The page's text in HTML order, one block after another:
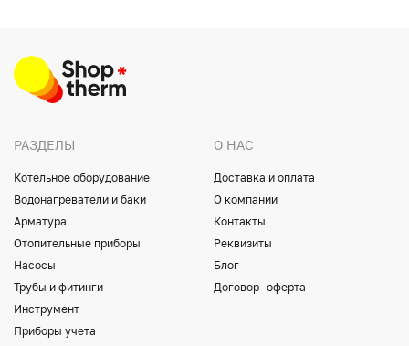
РАЗДЕЛЫ
Котельное оборудование
Водонагреватели и баки
Арматура
Отопительные приборы
Насосы
Трубы и фитинги
Инструмент
Приборы учета
О НАС
Доставка и оплата
О компании
Контакты
Реквизиты
Блог
Договор- оферта